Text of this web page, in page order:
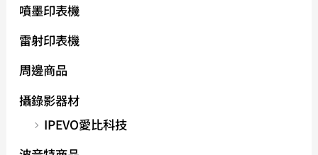
噴墨印表機
雷射印表機
周邊商品
攝錄影器材
IPEVO愛比科技